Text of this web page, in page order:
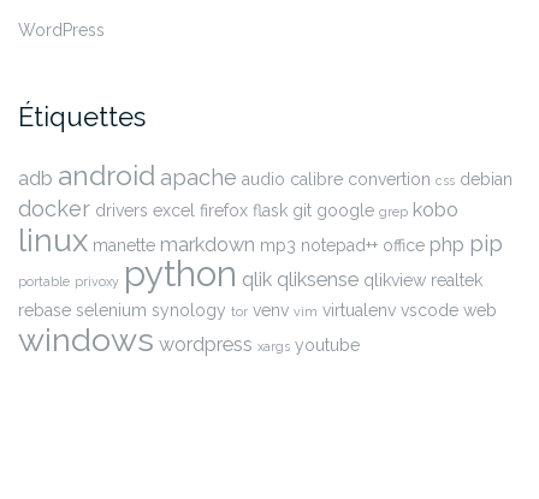
WordPress
Étiquettes
adb android apache audio calibre convertion css debian
docker drivers excel firefox flask git google grep kobo
linux manette markdown mp3 notepad++ office php pip
portable privoxy python qlik qliksense qlikview realtek
rebase selenium synology tor venv vim virtualenv vscode web
windows wordpress xargs youtube